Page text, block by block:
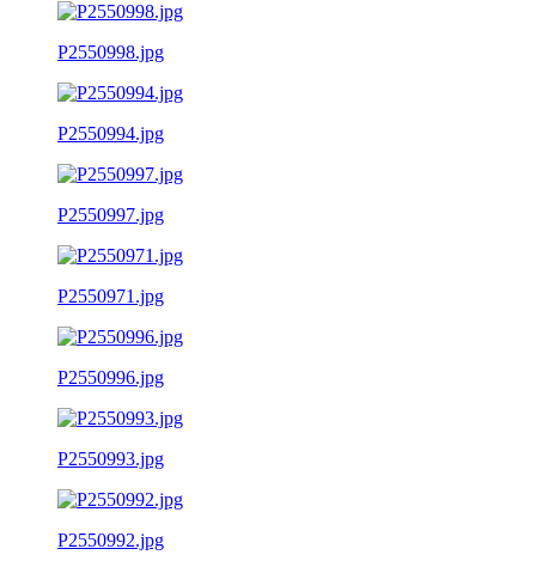
P2550998.jpg
P2550994.jpg
P2550997.jpg
P2550971.jpg
P2550996.jpg
P2550993.jpg
P2550992.jpg